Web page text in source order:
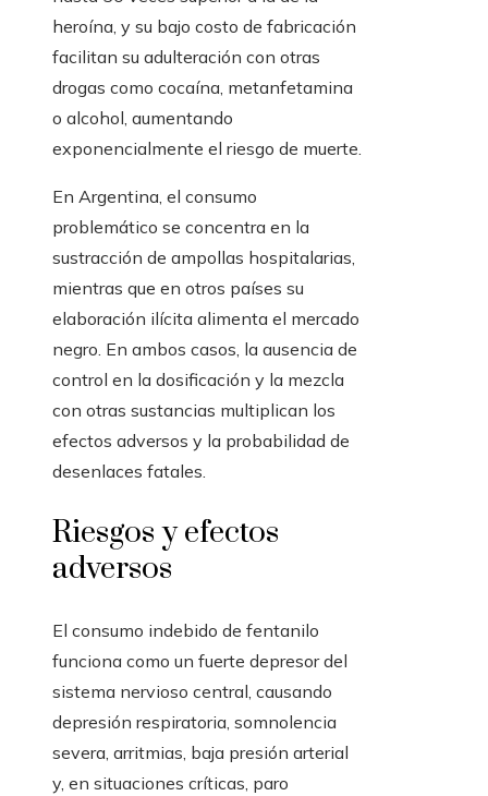
heroína, y su bajo costo de fabricación
facilitan su adulteración con otras
drogas como cocaína, metanfetamina
o alcohol, aumentando
exponencialmente el riesgo de muerte.
En Argentina, el consumo
problemático se concentra en la
sustracción de ampollas hospitalarias,
mientras que en otros países su
elaboración ilícita alimenta el mercado
negro. En ambos casos, la ausencia de
control en la dosificación y la mezcla
con otras sustancias multiplican los
efectos adversos y la probabilidad de
desenlaces fatales.
Riesgos y efectos
adversos
El consumo indebido de fentanilo
funciona como un fuerte depresor del
sistema nervioso central, causando
depresión respiratoria, somnolencia
severa, arritmias, baja presión arterial
y, en situaciones críticas, paro